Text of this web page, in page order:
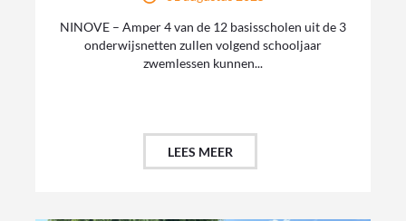
NINOVE – Amper 4 van de 12 basisscholen uit de 3
onderwijsnetten zullen volgend schooljaar
zwemlessen kunnen...
LEES MEER